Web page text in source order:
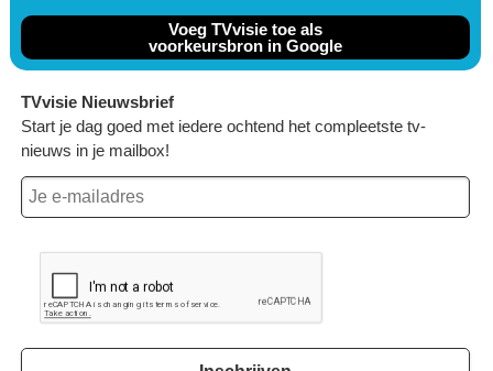
Voeg TVvisie toe als
voorkeursbron in Google
TVvisie Nieuwsbrief
Start je dag goed met iedere ochtend het compleetste tv-
nieuws in je mailbox!